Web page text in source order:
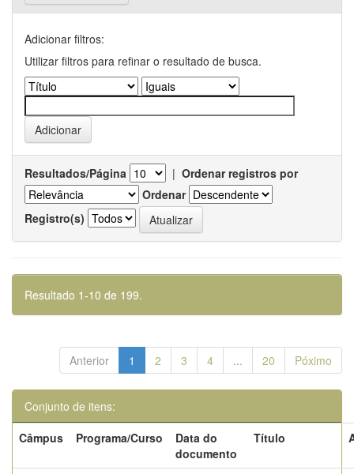
Adicionar filtros:
Utilizar filtros para refinar o resultado de busca.
Resultados/Página | Ordenar registros por
Ordenar
Registro(s)
Resultado 1-10 de 199.
Anterior 1 2 3 4 ... 20 Póximo
Conjunto de itens:
Câmpus
Programa/Curso
Data do
documento
Título